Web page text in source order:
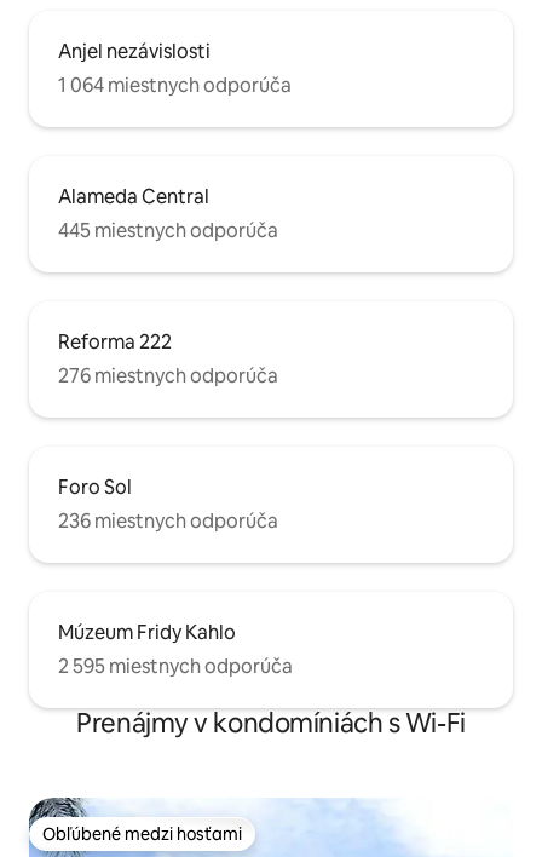
Anjel nezávislosti
1 064 miestnych odporúča
Alameda Central
445 miestnych odporúča
Reforma 222
276 miestnych odporúča
Foro Sol
236 miestnych odporúča
Múzeum Fridy Kahlo
2 595 miestnych odporúča
Prenájmy v kondomíniách s Wi-Fi
Obľúbené medzi hosťami
Obľúbené medzi hosťami